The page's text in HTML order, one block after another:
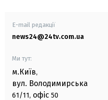
E-mail редакції
news24@24tv.com.ua
Ми тут:
м.Київ,
вул. Володимирська
61/11, офіс 50